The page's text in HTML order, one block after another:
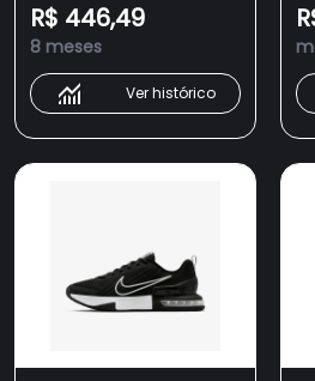
R$ 446,49
8 meses
Ver histórico